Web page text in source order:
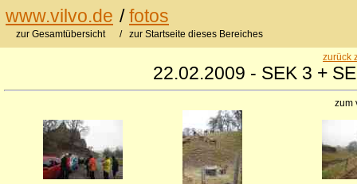
www.vilvo.de /fotos
zur Gesamtübersicht / zur Startseite dieses Bereiches
zurück
22.02.2009 - SEK 3 +
zum